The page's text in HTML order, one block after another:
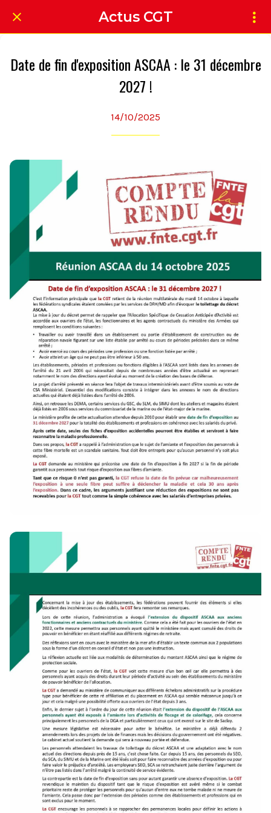
Actus CGT
Date de fin d'exposition ASCAA : le 31 décembre
2027 !
14/10/2025